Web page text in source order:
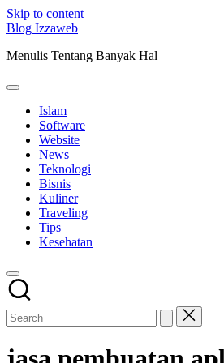
Skip to content
Blog Izzaweb
Menulis Tentang Banyak Hal
Islam
Software
Website
News
Teknologi
Bisnis
Kuliner
Traveling
Tips
Kesehatan